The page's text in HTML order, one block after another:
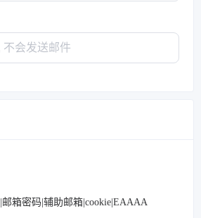
箱密码|辅助邮箱|cookie|EAAAA